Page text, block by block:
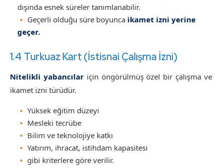
dışında esnek süreler tanımlanabilir.
Geçerli olduğu süre boyunca ikamet izni yerine
geçer.
1.4 Turkuaz Kart (İstisnai Çalışma İzni)
Nitelikli yabancılariçin öngörülmüş özel bir çalışma ve
ikamet izni türüdür.
Yüksek eğitim düzeyi
Mesleki tecrübe
Bilim ve teknolojiye katkı
Yatırım, ihracat, istihdam kapasitesi
gibi kriterlere göre verilir.